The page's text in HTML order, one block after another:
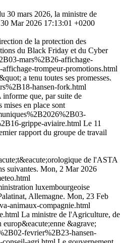
30 mars 2026, la ministre de
Mar 2026 17:13:01 +0200
de la protection des
du Black Friday et du Cyber
mars%2B26-affichage-
trompeur-promotions.html
a tenu toutes ses promesses.
hansen-fork.html
que, par suite de
en place sont
grippe-aviaire.html Le 11
rapport du groupe de travail
de l'ASTA
suivantes. Mon, 2 Mar 2026
luxembourgeoise
Allemagne. Mon, 23 Feb
animaux-compagnie.html
La ministre de l'Agriculture, de
&agrave;
fevrier%2B23-hansen-